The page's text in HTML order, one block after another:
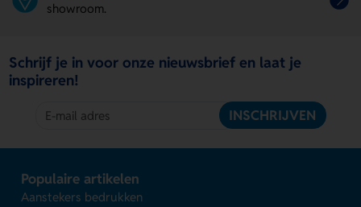
showroom.
Schrijf je in voor onze nieuwsbrief en laat je
inspireren!
INSCHRIJVEN
Populaire artikelen
Aanstekers bedrukken